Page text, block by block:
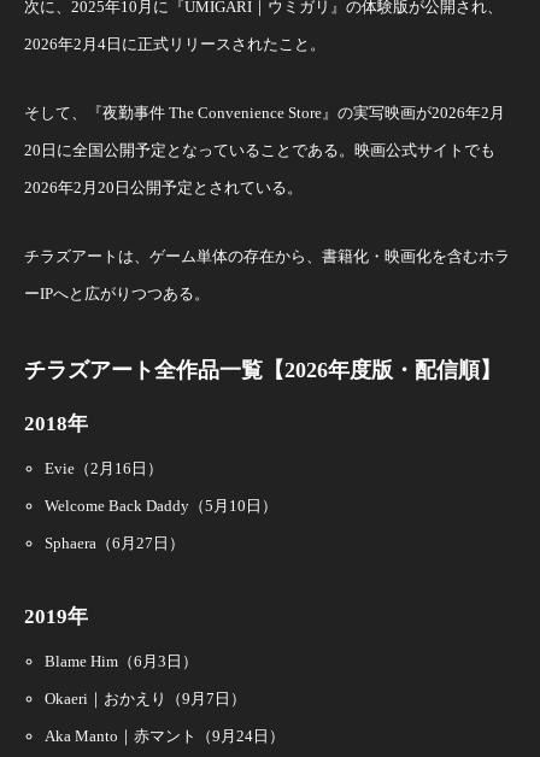
次に、2025年10月に『UMIGARI｜ウミガリ』の体験版が公開され、
2026年2月4日に正式リリースされたこと。
そして、『夜勤事件 The Convenience Store』の実写映画が2026年2月
20日に全国公開予定となっていることである。映画公式サイトでも
2026年2月20日公開予定とされている。
チラズアートは、ゲーム単体の存在から、書籍化・映画化を含むホラ
ーIPへと広がりつつある。
チラズアート全作品一覧【2026年度版・配信順】
2018年
Evie（2月16日）
Welcome Back Daddy（5月10日）
Sphaera（6月27日）
2019年
Blame Him（6月3日）
Okaeri｜おかえり（9月7日）
Aka Manto｜赤マント（9月24日）